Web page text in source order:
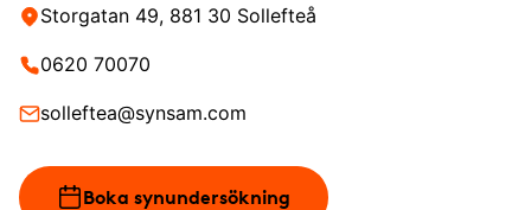
Storgatan 49, 881 30 Sollefteå
0620 70070
solleftea@synsam.com
Boka synundersökning